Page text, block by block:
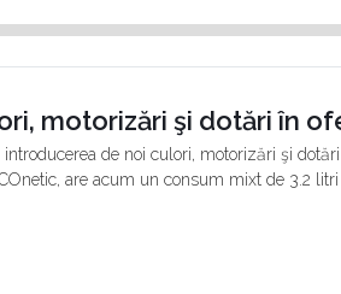
motorizări şi dotări în
de noi culori, motorizări şi dotări
are acum un consum mixt de 3.2 litri